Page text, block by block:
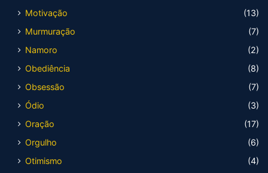
Motivação
(13)
Murmuração
(7)
Namoro
(2)
Obediência
(8)
Obsessão
(7)
Ódio
(3)
Oração
(17)
Orgulho
(6)
Otimismo
(4)